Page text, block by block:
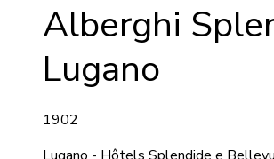
Alberghi
Lugano
1902